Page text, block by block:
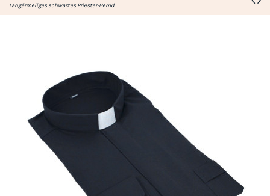
Langärmeliges schwarzes Priester-Hemd